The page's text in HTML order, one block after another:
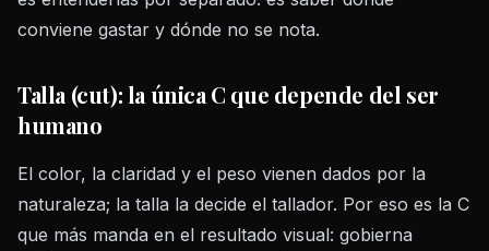
conviene gastar y dónde no se nota.
Talla (cut): la única C que depende del ser
humano
El color, la claridad y el peso vienen dados por la
naturaleza; la talla la decide el tallador. Por eso es la C
que más manda en el resultado visual: gobierna